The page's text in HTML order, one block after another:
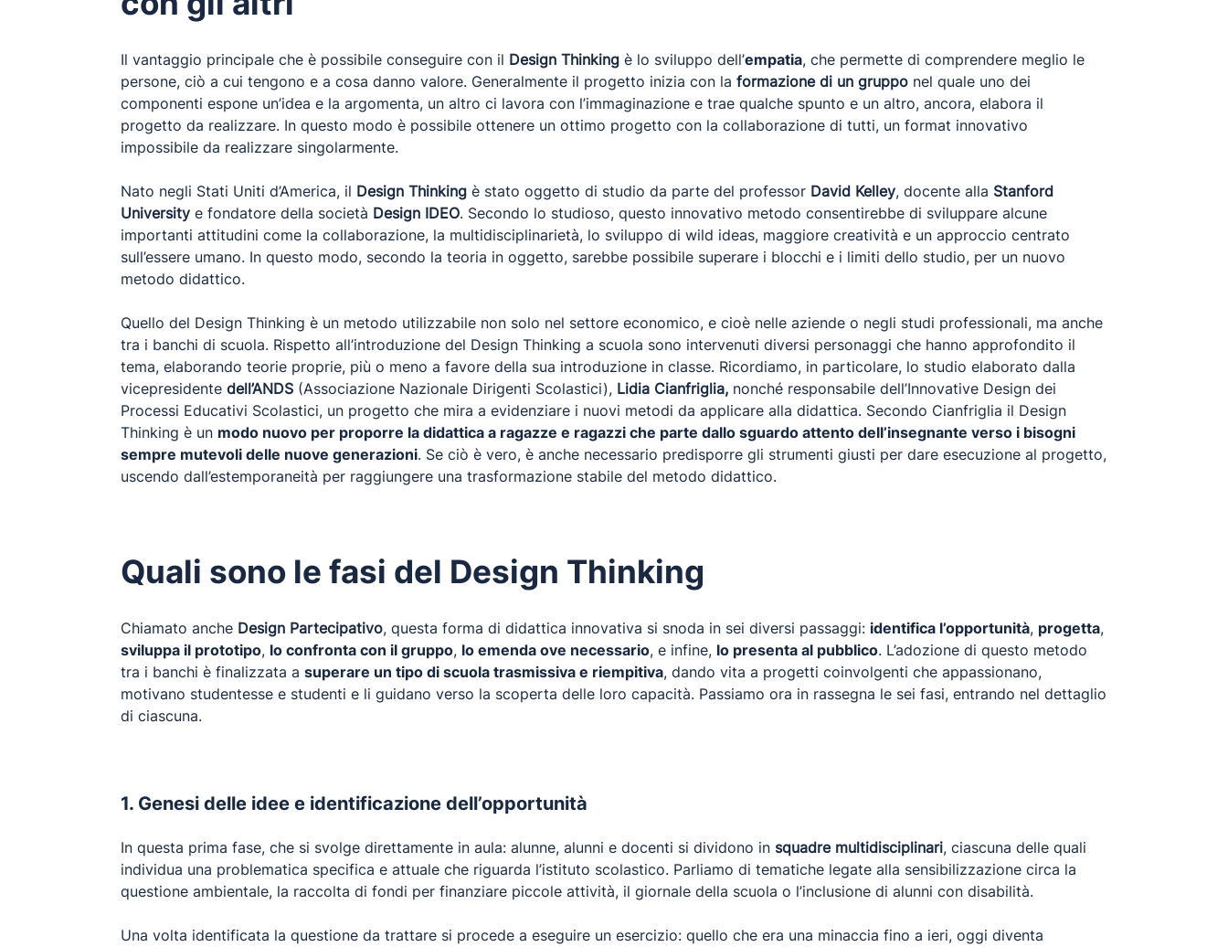
Il vantaggio principale che è possibile conseguire con il Design Thinking è lo sviluppo dell’empatia, che permette di comprendere meglio le
persone, ciò a cui tengono e a cosa danno valore. Generalmente il progetto inizia con la formazione di un gruppo nel quale uno dei
componenti espone un’idea e la argomenta, un altro ci lavora con l’immaginazione e trae qualche spunto e un altro, ancora, elabora il
progetto da realizzare. In questo modo è possibile ottenere un ottimo progetto con la collaborazione di tutti, un format innovativo
impossibile da realizzare singolarmente.
Nato negli Stati Uniti d’America, il Design Thinking è stato oggetto di studio da parte del professor David Kelley, docente alla Stanford
University e fondatore della società Design IDEO. Secondo lo studioso, questo innovativo metodo consentirebbe di sviluppare alcune
importanti attitudini come la collaborazione, la multidisciplinarietà, lo sviluppo di wild ideas, maggiore creatività e un approccio centrato
sull’essere umano. In questo modo, secondo la teoria in oggetto, sarebbe possibile superare i blocchi e i limiti dello studio, per un nuovo
metodo didattico.
Quello del Design Thinking è un metodo utilizzabile non solo nel settore economico, e cioè nelle aziende o negli studi professionali, ma anche
tra i banchi di scuola. Rispetto all’introduzione del Design Thinking a scuola sono intervenuti diversi personaggi che hanno approfondito il
tema, elaborando teorie proprie, più o meno a favore della sua introduzione in classe. Ricordiamo, in particolare, lo studio elaborato dalla
vicepresidente dell’ANDS (Associazione Nazionale Dirigenti Scolastici), Lidia Cianfriglia, nonché responsabile dell’Innovative Design dei
Processi Educativi Scolastici, un progetto che mira a evidenziare i nuovi metodi da applicare alla didattica. Secondo Cianfriglia il Design
Thinking è un modo nuovo per proporre la didattica a ragazze e ragazzi che parte dallo sguardo attento dell’insegnante verso i bisogni
sempre mutevoli delle nuove generazioni. Se ciò è vero, è anche necessario predisporre gli strumenti giusti per dare esecuzione al progetto,
uscendo dall’estemporaneità per raggiungere una trasformazione stabile del metodo didattico.
Quali sono le fasi del Design Thinking
Chiamato anche Design Partecipativo, questa forma di didattica innovativa si snoda in sei diversi passaggi: identifica l’opportunità, progetta,
sviluppa il prototipo, lo confronta con il gruppo, lo emenda ove necessario, e infine, lo presenta al pubblico. L’adozione di questo metodo
tra i banchi è finalizzata a superare un tipo di scuola trasmissiva e riempitiva, dando vita a progetti coinvolgenti che appassionano,
motivano studentesse e studenti e li guidano verso la scoperta delle loro capacità. Passiamo ora in rassegna le sei fasi, entrando nel dettaglio
di ciascuna.
1. Genesi delle idee e identificazione dell’opportunità
In questa prima fase, che si svolge direttamente in aula: alunne, alunni e docenti si dividono in squadre multidisciplinari, ciascuna delle quali
individua una problematica specifica e attuale che riguarda l’istituto scolastico. Parliamo di tematiche legate alla sensibilizzazione circa la
questione ambientale, la raccolta di fondi per finanziare piccole attività, il giornale della scuola o l’inclusione di alunni con disabilità.
Una volta identificata la questione da trattare si procede a eseguire un esercizio: quello che era una minaccia fino a ieri, oggi diventa